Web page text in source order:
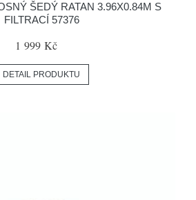
ŠEDÝ RATAN 3.96X0.84M S
FILTRACÍ 57376
1 999 Kč
DETAIL PRODUKTU